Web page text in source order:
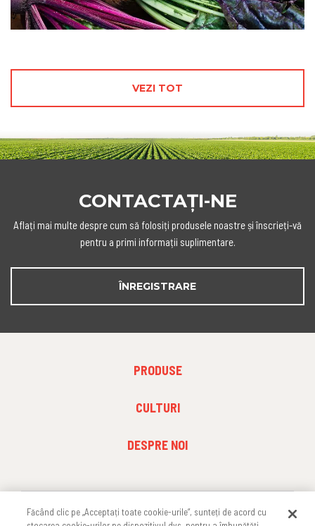
VEZI TOT
CONTACTAȚI-NE
Aflați mai multe despre cum să folosiți produsele noastre și înscrieți-vă
pentru a primi informații suplimentare.
ÎNREGISTRARE
PRODUSE
CULTURI
DESPRE NOI
URMĂREȘTE-NE
Făcând clic pe „Acceptați toate cookie-urile”, sunteți de acord cu